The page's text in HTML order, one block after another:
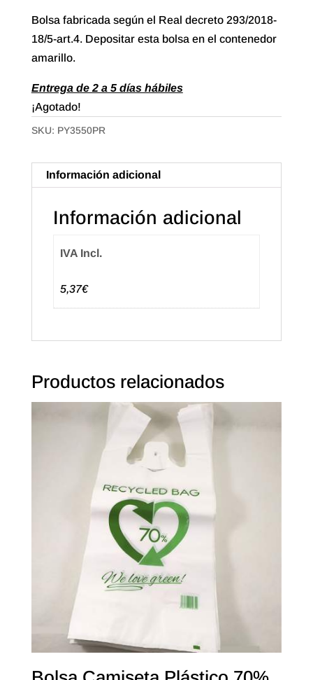
Bolsa fabricada según el Real decreto 293/2018-
18/5-art.4. Depositar esta bolsa en el contenedor
amarillo.
Entrega de 2 a 5 días hábiles
¡Agotado!
SKU: PY3550PR
Información adicional
Información adicional
IVA Incl.
5,37€
Productos relacionados